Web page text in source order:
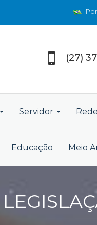
(27)
Servidor
Educação Meio